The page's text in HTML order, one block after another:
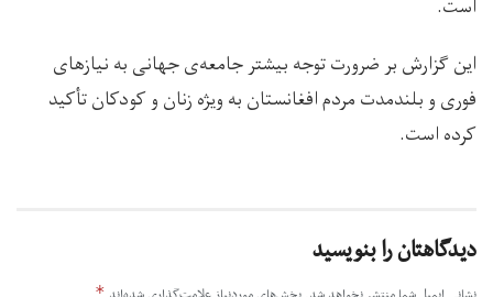
است.
این گزارش بر ضرورت توجه بیشتر جامعه‌ی جهانی به نیازهای
فوری و بلندمدت مردم افغانستان به ویژه زنان و کودکان تأکید
کرده است.
دیدگاهتان را بنویسید
*